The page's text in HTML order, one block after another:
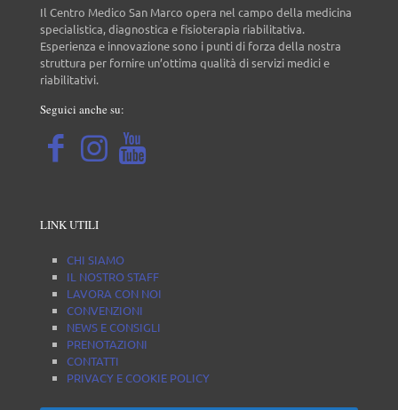
Il Centro Medico San Marco opera nel campo della medicina
specialistica, diagnostica e fisioterapia riabilitativa.
Esperienza e innovazione sono i punti di forza della nostra
struttura per fornire un’ottima qualità di servizi medici e
riabilitativi.
Seguici anche su:
LINK UTILI
CHI SIAMO
IL NOSTRO STAFF
LAVORA CON NOI
CONVENZIONI
NEWS E CONSIGLI
PRENOTAZIONI
CONTATTI
PRIVACY E COOKIE POLICY